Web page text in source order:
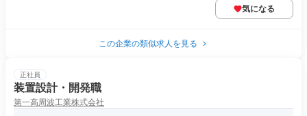
気になる
この企業の類似求人を見る
正社員
装置設計・開発職
第一高周波工業株式会社